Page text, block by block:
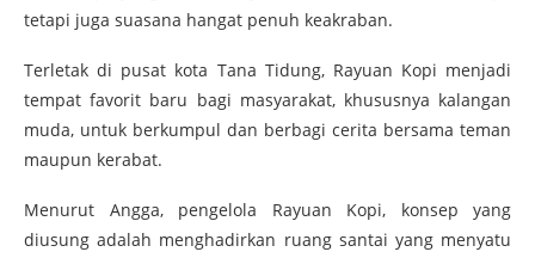
tetapi juga suasana hangat penuh keakraban.
Terletak di pusat kota Tana Tidung, Rayuan Kopi menjadi
tempat favorit baru bagi masyarakat, khususnya kalangan
muda, untuk berkumpul dan berbagi cerita bersama teman
maupun kerabat.
Menurut Angga, pengelola Rayuan Kopi, konsep yang
diusung adalah menghadirkan ruang santai yang menyatu